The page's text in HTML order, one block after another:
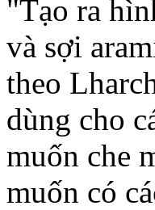
"Tạo ra
và sợi
theo
dùng cho
muốn che
muốn có